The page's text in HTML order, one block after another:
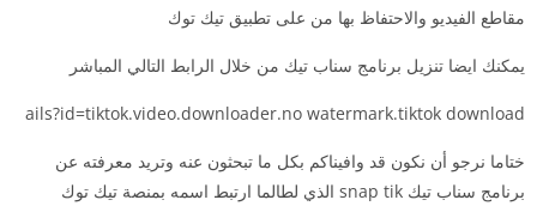
مقاطع الفيديو والاحتفاظ بها من على تطبيق تيك توك
يمكنك ايضا تنزيل برنامج سناب تيك من خلال الرابط التالي المباشر
ails?id=tiktok.video.downloader.no watermark.tiktok download
ختاما نرجو أن نكون قد وافيناكم بكل ما تبحثون عنه وتريد معرفته عن
برنامج سناب تيك snap tik الذي لطالما ارتبط اسمه بمنصة تيك توك